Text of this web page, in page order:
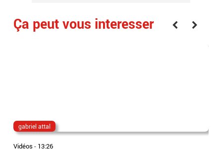
Ça peut vous interesser
gabriel attal
Vidéos - 13:26